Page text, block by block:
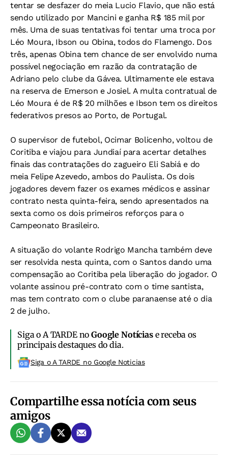
tentar se desfazer do meia Lucio Flavio, que não está
sendo utilizado por Mancini e ganha R$ 185 mil por
mês. Uma de suas tentativas foi tentar uma troca por
Léo Moura, Ibson ou Obina, todos do Flamengo. Dos
três, apenas Obina tem chance de ser envolvido numa
possível negociação em razão da contratação de
Adriano pelo clube da Gávea. Ultimamente ele estava
na reserva de Emerson e Josiel. A multa contratual de
Léo Moura é de R$ 20 milhões e Ibson tem os direitos
federativos presos ao Porto, de Portugal.
O supervisor de futebol, Ocimar Bolicenho, voltou de
Coritiba e viajou para Jundiaí para acertar detalhes
finais das contratações do zagueiro Eli Sabiá e do
meia Felipe Azevedo, ambos do Paulista. Os dois
jogadores devem fazer os exames médicos e assinar
contrato nesta quinta-feira, sendo apresentados na
sexta como os dois primeiros reforços para o
Campeonato Brasileiro.
A situação do volante Rodrigo Mancha também deve
ser resolvida nesta quinta, com o Santos dando uma
compensação ao Coritiba pela liberação do jogador. O
volante assinou pré-contrato com o time santista,
mas tem contrato com o clube paranaense até o dia
2 de julho.
Siga o A TARDE noGoogle Notíciase receba os
principais destaques do dia.
Siga o A TARDE no Google Noticias
Compartilhe essa notícia com seus
amigos